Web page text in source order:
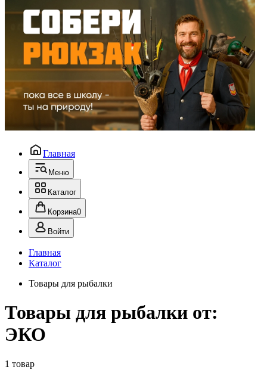
Главная
Меню
Каталог
Корзина0
Войти
Главная
Каталог
Товары для рыбалки
Товары для рыбалки от:
ЭКО
1 товар